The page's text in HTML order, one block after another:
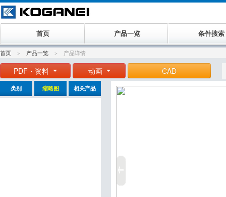
首页 产品一览 条件搜索
首页 产品一览 产品详情
PDF・资料 动画 CAD
类别 缩略图 相关产品